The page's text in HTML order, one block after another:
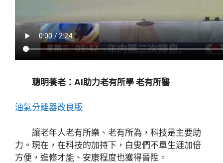
聰明養老：AI助力老有所學 老有所醫
油氣分離器改良版
讓老年人老有所樂、老有所為，科技是主要助
力。現在，在科技的加持下，白叟們不單生涯加倍
方便，進修才能、安康程度也獲得晉陞。